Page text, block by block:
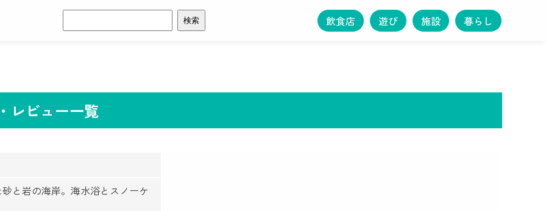
索:
飲食店 遊び 施設 暮らし
レビュー一覧
と岩の海岸。海水浴とスノーケ